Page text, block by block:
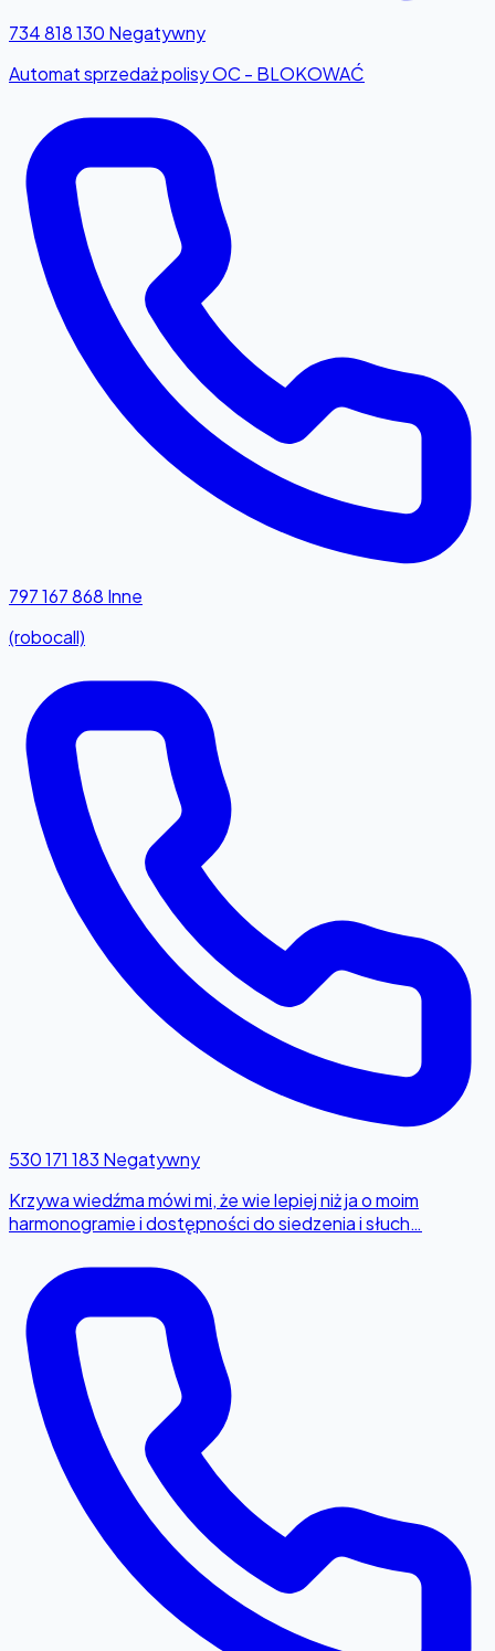
734 818 130 Negatywny
Automat sprzedaż polisy OC - BLOKOWAĆ
797 167 868 Inne
(robocall)
530 171 183 Negatywny
Krzywa wiedźma mówi mi, że wie lepiej niż ja o moim
harmonogramie i dostępności do siedzenia i słuch…